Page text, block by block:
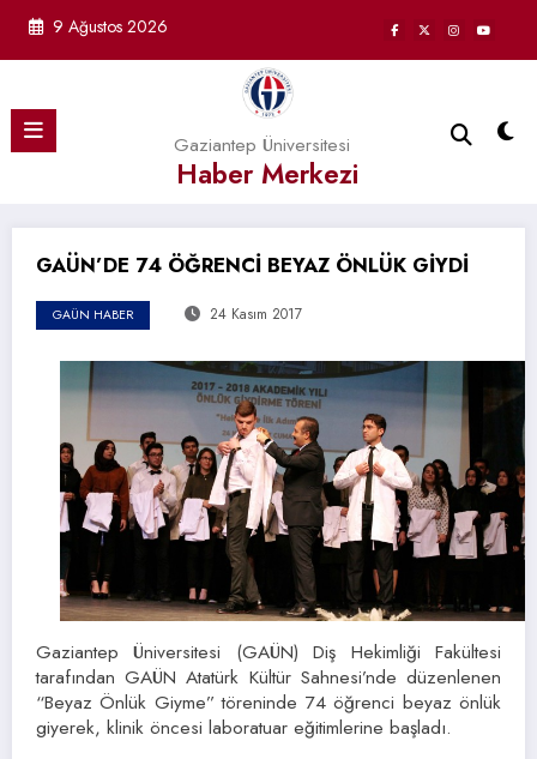
9 Ağustos 2026
Gaziantep Üniversitesi
Haber Merkezi
GAÜN’DE 74 ÖĞRENCİ BEYAZ ÖNLÜK GİYDİ
GAÜN HABER 24 Kasım 2017
Gaziantep Üniversitesi (GAÜN) Diş Hekimliği Fakültesi
tarafından GAÜN Atatürk Kültür Sahnesi’nde düzenlenen
“Beyaz Önlük Giyme” töreninde 74 öğrenci beyaz önlük
giyerek, klinik öncesi laboratuar eğitimlerine başladı.